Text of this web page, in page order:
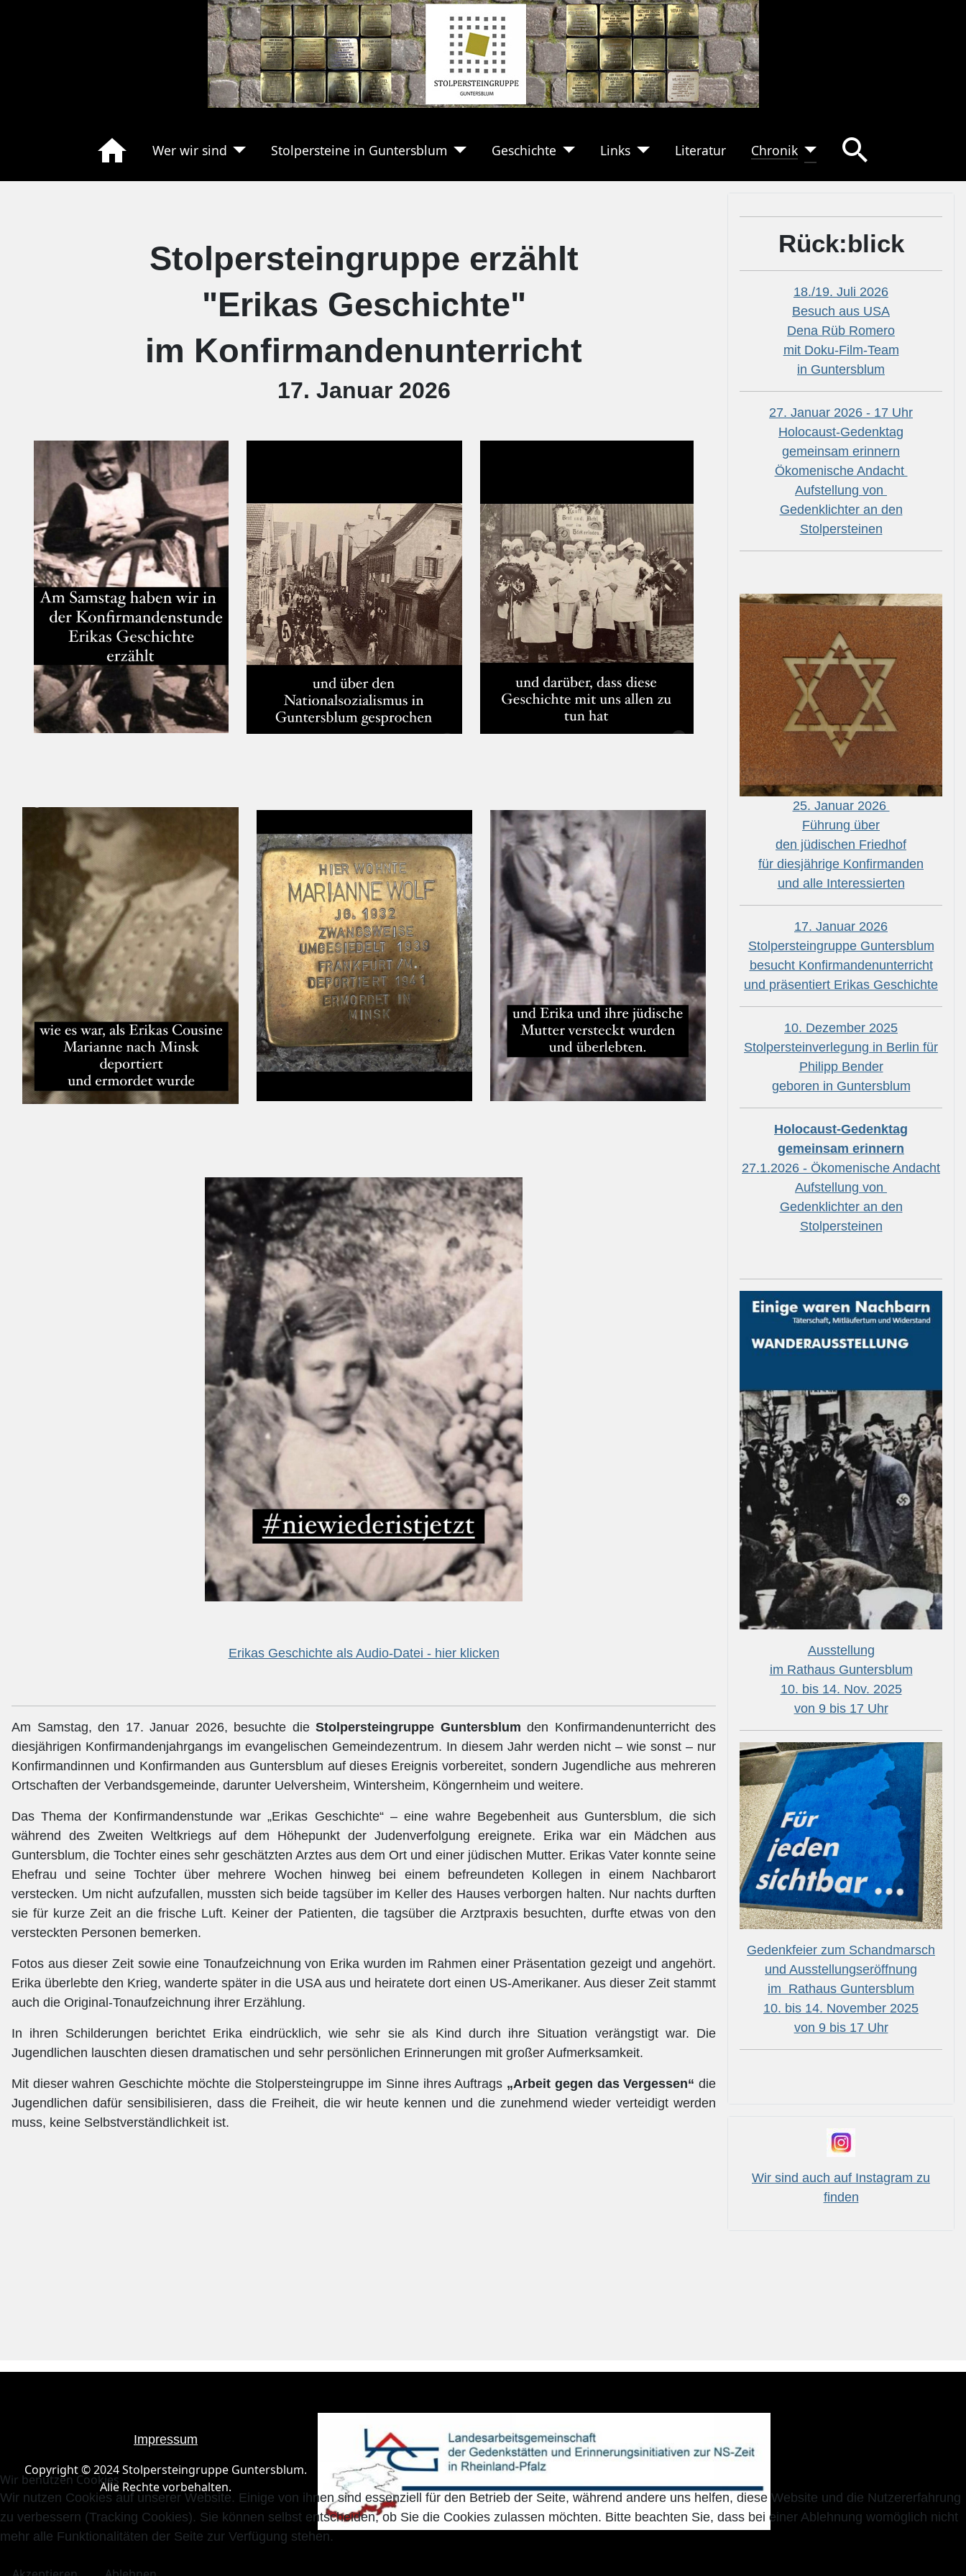
Wer wir sind Stolpersteine in Guntersblum Geschichte Links Literatur Chronik
Stolpersteingruppe erzählt
"Erikas Geschichte"
im Konfirmandenunterricht
17. Januar 2026
Erikas Geschichte als Audio-Datei - hier klicken
Am Samstag, den 17. Januar 2026, besuchte die Stolpersteingruppe Guntersblum den Konfirmandenunterricht des
diesjährigen Konfirmandenjahrgangs im evangelischen Gemeindezentrum. In diesem Jahr werden nicht – wie sonst – nur
Konfirmandinnen und Konfirmanden aus Guntersblum auf dieses Ereignis vorbereitet, sondern Jugendliche aus mehreren
Ortschaften der Verbandsgemeinde, darunter Uelversheim, Wintersheim, Köngernheim und weitere.
Das Thema der Konfirmandenstunde war „Erikas Geschichte“ – eine wahre Begebenheit aus Guntersblum, die sich
während des Zweiten Weltkriegs auf dem Höhepunkt der Judenverfolgung ereignete. Erika war ein Mädchen aus
Guntersblum, die Tochter eines sehr geschätzten Arztes aus dem Ort und einer jüdischen Mutter. Erikas Vater konnte seine
Ehefrau und seine Tochter über mehrere Wochen hinweg bei einem befreundeten Kollegen in einem Nachbarort
verstecken. Um nicht aufzufallen, mussten sich beide tagsüber im Keller des Hauses verborgen halten. Nur nachts durften
sie für kurze Zeit an die frische Luft. Keiner der Patienten, die tagsüber die Arztpraxis besuchten, durfte etwas von den
versteckten Personen bemerken.
Fotos aus dieser Zeit sowie eine Tonaufzeichnung von Erika wurden im Rahmen einer Präsentation gezeigt und angehört.
Erika überlebte den Krieg, wanderte später in die USA aus und heiratete dort einen US-Amerikaner. Aus dieser Zeit stammt
auch die Original-Tonaufzeichnung ihrer Erzählung.
In ihren Schilderungen berichtet Erika eindrücklich, wie sehr sie als Kind durch ihre Situation verängstigt war. Die
Jugendlichen lauschten diesen dramatischen und sehr persönlichen Erinnerungen mit großer Aufmerksamkeit.
Mit dieser wahren Geschichte möchte die Stolpersteingruppe im Sinne ihres Auftrags „Arbeit gegen das Vergessen“ die
Jugendlichen dafür sensibilisieren, dass die Freiheit, die wir heute kennen und die zunehmend wieder verteidigt werden
muss, keine Selbstverständlichkeit ist.
Rück:blick
18./19. Juli 2026
Besuch aus USA
Dena Rüb Romero
mit Doku-Film-Team
in Guntersblum
27. Januar 2026 - 17 Uhr
Holocaust-Gedenktag
gemeinsam erinnern
Ökomenische Andacht
Aufstellung von
Gedenklichter an den
Stolpersteinen
25. Januar 2026
Führung über
den jüdischen Friedhof
für diesjährige Konfirmanden
und alle Interessierten
17. Januar 2026
Stolpersteingruppe Guntersblum
besucht Konfirmandenunterricht
und präsentiert Erikas Geschichte
10. Dezember 2025
Stolpersteinverlegung in Berlin für
Philipp Bender
geboren in Guntersblum
Holocaust-Gedenktag
gemeinsam erinnern
27.1.2026 - Ökomenische Andacht
Aufstellung von
Gedenklichter an den
Stolpersteinen
Ausstellung
im Rathaus Guntersblum
10. bis 14. Nov. 2025
von 9 bis 17 Uhr
Gedenkfeier zum Schandmarsch
und Ausstellungseröffnung
im Rathaus Guntersblum
10. bis 14. November 2025
von 9 bis 17 Uhr
Wir sind auch auf Instagram zu
finden
Impressum
Copyright © 2024 Stolpersteingruppe Guntersblum.
Alle Rechte vorbehalten.
Wir benutzen Cookies
Wir nutzen Cookies auf unserer Website. Einige von ihnen sind essenziell für den Betrieb der Seite, während andere uns helfen, diese Website und die Nutzererfahrung
zu verbessern (Tracking Cookies). Sie können selbst entscheiden, ob Sie die Cookies zulassen möchten. Bitte beachten Sie, dass bei einer Ablehnung womöglich nicht
mehr alle Funktionalitäten der Seite zur Verfügung stehen.